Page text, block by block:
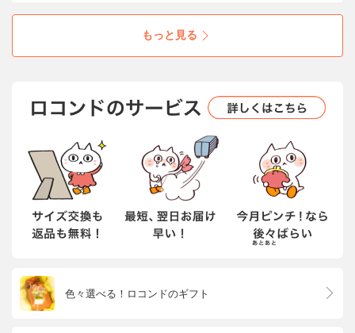
もっと見る
色々選べる！ロコンドのギフト